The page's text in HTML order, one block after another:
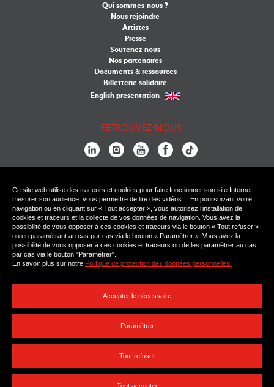
Qui sommes-nous ?
Nous rejoindre
Artistes
Presse
Soutenez-nous
Nos partenaires
Documents & ressources
Billetterie solidaire
English presentation
RETROUVEZ-NOUS
Courriel
RECEVEZ NOTRE NEWSLETTER
Envoyer
Ce site web utilise des traceurs et cookies pour faire fonctionner son site Internet,
mesurer son audience, vous permettre de lire des vidéos… En poursuivant votre
navigation ou en cliquant sur « Tout accepter », vous autorisez l’installation de
cookies et traceurs et la collecte de vos données de navigation. Vous avez la
possibilité de vous opposer à ces cookies et traceurs via le bouton « Tout refuser »
ou en paramétrant au cas par cas via le bouton « Paramétrer ». Vous avez la
possibilité de vous opposer à ces cookies et traceurs ou de les paramétrer au cas
par cas via le bouton "Paramétrer".
En savoir plus sur notre Politique de protection des données personnelles.
Accepter le nécessaire
Paramétrer
Tout refuser